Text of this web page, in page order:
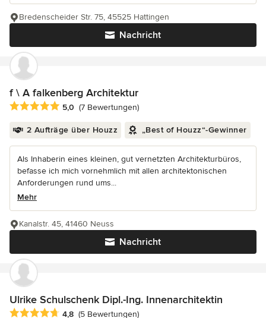
Nachricht
Bredenscheider Str. 75, 45525 Hattingen
f \ A falkenberg Architektur
Durchschnittliche Bewertung: 5 von 5 Sternen
5,0 (7 Bewertungen)
2 Aufträge über Houzz „Best of Houzz“-Gewinner
Als Inhaberin eines kleinen, gut vernetzten Architekturbüros,
befasse ich mich vornehmlich mit allen architektonischen
Anforderungen rund ums...
Mehr
Nachricht
Kanalstr. 45, 41460 Neuss
Ulrike Schulschenk Dipl.-Ing. Innenarchitektin
Durchschnittliche Bewertung: 4.8 von 5 Sternen
4,8 (5 Bewertungen)